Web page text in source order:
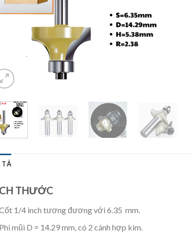
TẢ
THƯỚC
1/4 inch tương đương với 6.35 mm.
mũi D = 14.29 mm, có 2 cánh hợp kim.